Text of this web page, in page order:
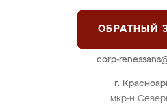
г.
мкр-н
ОБРАТНЫЙ
corp-